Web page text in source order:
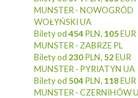
MUNSTER - NOWOGRÓD
WOŁYŃSKI UA
Bilety od454 PLN, 105EUR
MUNSTER - ZABRZE PL
Bilety od 230 PLN, 52EUR
MUNSTER - PYRIATYN UA
Bilety od 504 PLN, 118EUR
MUNSTER - CZERNIHÓW